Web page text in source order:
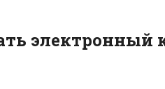
электронный